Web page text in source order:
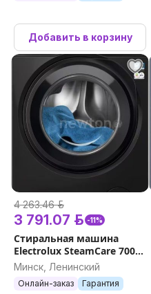
Добавить в корзину
4 263.46 р.
3 791.07 р. -11%
Стиральная машина
Electrolux SteamCare 700
EW7FG4492UDE
Минск, Ленинский
Онлайн-заказ Гарантия